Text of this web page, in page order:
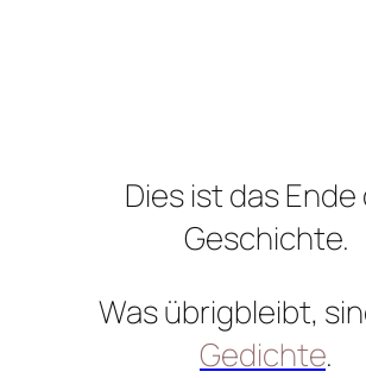
Dies ist das Ende
Geschichte.
Was übrigbleibt,
Gedichte.